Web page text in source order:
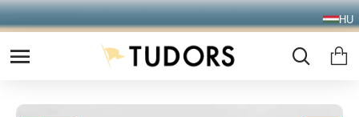
10.000 Ft FELETT INGYENES SZÁLLÍTÁS
FOXPOST CSOMAGAUTOMATÁBA !
HU